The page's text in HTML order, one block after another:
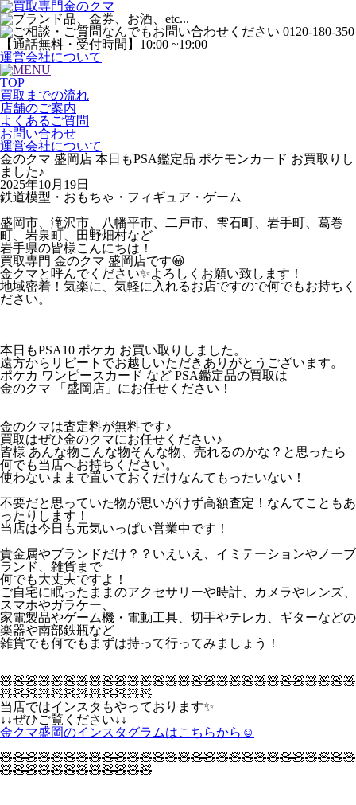
運営会社について
TOP
買取までの流れ
店舗のご案内
よくあるご質問
お問い合わせ
運営会社について
金のクマ 盛岡店 本日もPSA鑑定品 ポケモンカード お買取りし
ました♪
2025年10月19日
鉄道模型・おもちゃ・フィギュア・ゲーム
盛岡市、滝沢市、八幡平市、二戸市、雫石町、岩手町、葛巻
町、岩泉町、田野畑村など
岩手県の皆様こんにちは！
買取専門 金のクマ 盛岡店です😀
金クマと呼んでください✨よろしくお願い致します！
地域密着！気楽に、気軽に入れるお店ですので何でもお持ちく
ださい。
本日もPSA10 ポケカ お買い取りしました。
遠方からリピートでお越しいただきありがとうございます。
ポケカ ワンピースカード など PSA鑑定品の買取は
金のクマ 「盛岡店」にお任せください！
金のクマは査定料が無料です♪
買取はぜひ金のクマにお任せください♪
皆様 あんな物こんな物そんな物、売れるのかな？と思ったら
何でも当店へお持ちください。
使わないままで置いておくだけなんてもったいない！
不要だと思っていた物が思いがけず高額査定！なんてこともあ
ったりします！
当店は今日も元気いっぱい営業中です！
貴金属やブランドだけ？？いえいえ、イミテーションやノーブ
ランド、雑貨まで
何でも大丈夫ですよ！
ご自宅に眠ったままのアクセサリーや時計、カメラやレンズ、
スマホやガラケー、
家電製品やゲーム機・電動工具、切手やテレカ、ギターなどの
楽器や南部鉄瓶など
雑貨でも何でもまずは持って行ってみましょう！
🧸🧸🧸🧸🧸🧸🧸🧸🧸🧸🧸🧸🧸🧸🧸🧸🧸🧸🧸🧸🧸🧸🧸🧸🧸🧸🧸🧸
🧸🧸🧸🧸🧸🧸🧸🧸🧸🧸🧸🧸
当店ではインスタもやっております✨
↓↓ぜひご覧ください↓↓
金クマ盛岡のインスタグラムはこちらから☺
🧸🧸🧸🧸🧸🧸🧸🧸🧸🧸🧸🧸🧸🧸🧸🧸🧸🧸🧸🧸🧸🧸🧸🧸🧸🧸🧸🧸
🧸🧸🧸🧸🧸🧸🧸🧸🧸🧸🧸🧸